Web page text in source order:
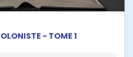
- TOME 1